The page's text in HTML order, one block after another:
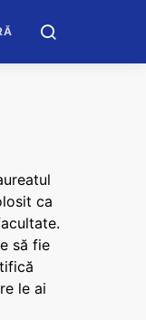
ca
să fie
le ai